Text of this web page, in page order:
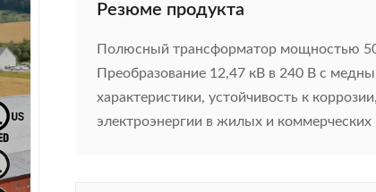
Резюме продукта
Полюсный трансформатор мощностью
Преобразование 12,47 кВ в 240 В с
характеристики, устойчивость к
электроэнергии в жилых и